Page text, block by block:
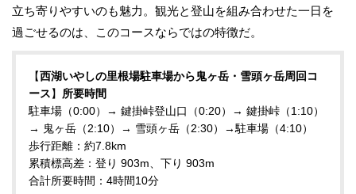
立ち寄りやすいのも魅力。観光と登山を組み合わせた一日を
過ごせるのは、このコースならではの特徴だ。
【西湖いやしの里根場駐車場から鬼ヶ岳・雪頭ヶ岳周回コ
ース】 所要時間
駐車場（0:00）→ 鍵掛峠登山口（0:20）→ 鍵掛峠（1:10）
→ 鬼ヶ岳（2:10）→ 雪頭ヶ岳（2:30）→駐車場（4:10）
歩行距離：約7.8km
累積標高差：登り 903m、下り 903m
合計所要時間：4時間10分